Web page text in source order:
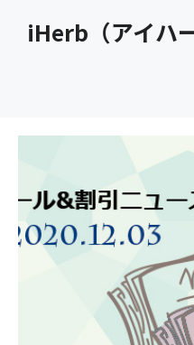
iHerb（アイハ